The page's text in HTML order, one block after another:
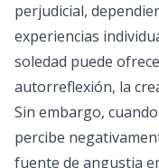
perjudicial,
experiencias
soledad puede
autorreflexión, la
Sin embargo,
percibe
fuente de angustia